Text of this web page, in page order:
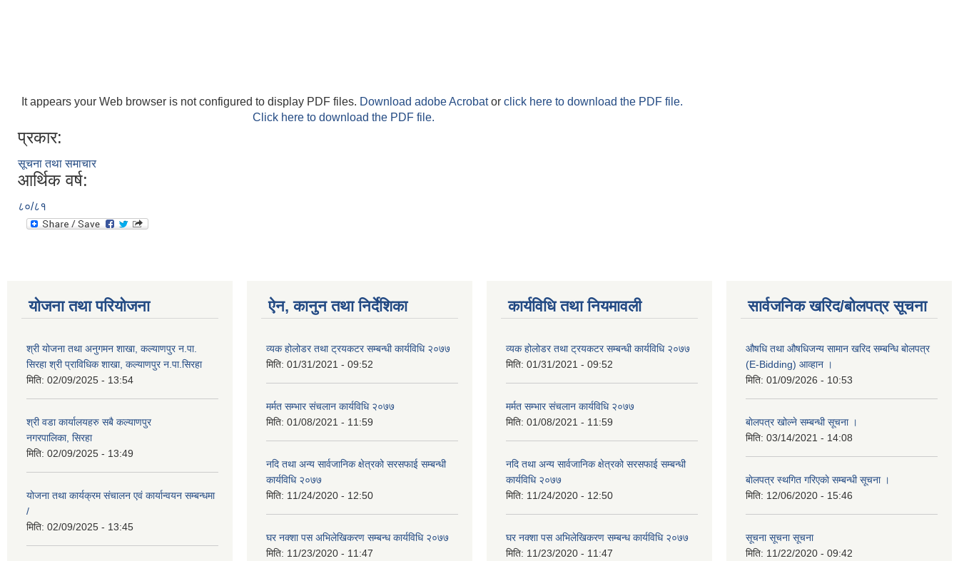
It appears your Web browser is not configured to display PDF files. Download adobe Acrobator click here to download the PDF file.
Click here to download the PDF file.
प्रकार:
सूचना तथा समाचार
आर्थिक वर्ष:
८०/८१
योजना तथा परियोजना
श्री योजना तथा अनुगमन शाखा, कल्याणपुर न.पा.
सिरहा श्री प्राविधिक शाखा, कल्याणपुर न.पा.सिरहा
मिति: 02/09/2025 - 13:54
श्री वडा कार्यालयहरु सबै कल्याणपुर
नगरपालिका, सिरहा
मिति: 02/09/2025 - 13:49
योजना तथा कार्यक्रम संचालन एवं कार्यान्वयन सम्बन्धमा
/
मिति: 02/09/2025 - 13:45
ऐन, कानुन तथा निर्देशिका
व्यक होलोडर तथा ट्रयकटर सम्बन्धी कार्यविधि २०७७
मिति: 01/31/2021 - 09:52
मर्मत सम्भार संचलान कार्यविधि २०७७
मिति: 01/08/2021 - 11:59
नदि तथा अन्य सार्वजानिक क्षेत्रको सरसफाई सम्बन्धी
कार्यविधि २०७७
मिति: 11/24/2020 - 12:50
घर नक्शा पस अभिलेखिकरण सम्बन्ध कार्यविधि २०७७
मिति: 11/23/2020 - 11:47
कार्यविधि तथा नियमावली
व्यक होलोडर तथा ट्रयकटर सम्बन्धी कार्यविधि २०७७
मिति: 01/31/2021 - 09:52
मर्मत सम्भार संचलान कार्यविधि २०७७
मिति: 01/08/2021 - 11:59
नदि तथा अन्य सार्वजानिक क्षेत्रको सरसफाई सम्बन्धी
कार्यविधि २०७७
मिति: 11/24/2020 - 12:50
घर नक्शा पस अभिलेखिकरण सम्बन्ध कार्यविधि २०७७
मिति: 11/23/2020 - 11:47
सार्वजनिक खरिद/बोलपत्र सूचना
औषधि तथा औषधिजन्य सामान खरिद सम्बन्धि बोलपत्र
(E-Bidding) आव्हान ।
मिति: 01/09/2026 - 10:53
बाेलपत्र खोल्ने सम्बन्धी सूचना ।
मिति: 03/14/2021 - 14:08
बाेलपत्र स्थगित गरिएकाे सम्बन्धी सूचना ।
मिति: 12/06/2020 - 15:46
सूचना सूचना सूचना
मिति: 11/22/2020 - 09:42